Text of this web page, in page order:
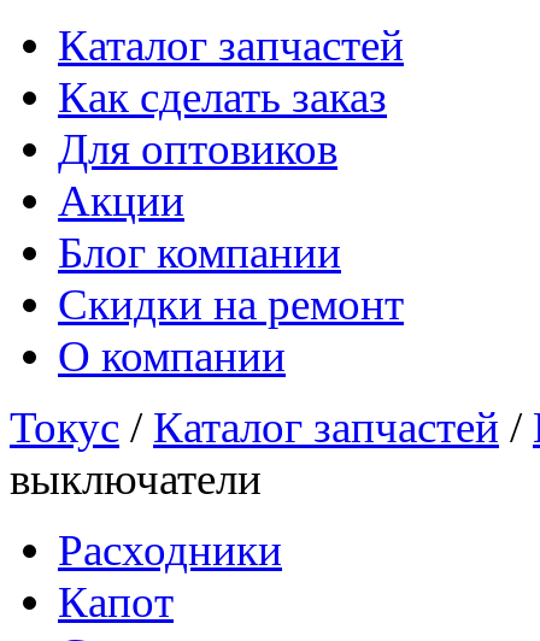
Каталог запчастей
Как сделать заказ
Для оптовиков
Акции
Блог компании
Скидки на ремонт
О компании
Токус / Каталог запчастей /
выключатели
Расходники
Капот